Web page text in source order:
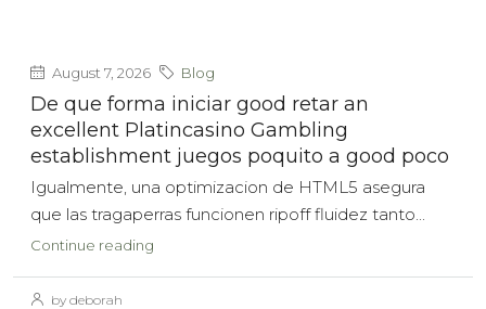
August 7, 2026 Blog
De que forma iniciar good retar an
excellent Platincasino Gambling
establishment juegos poquito a good poco
Igualmente, una optimizacion de HTML5 asegura
que las tragaperras funcionen ripoff fluidez tanto...
Continue reading
by deborah